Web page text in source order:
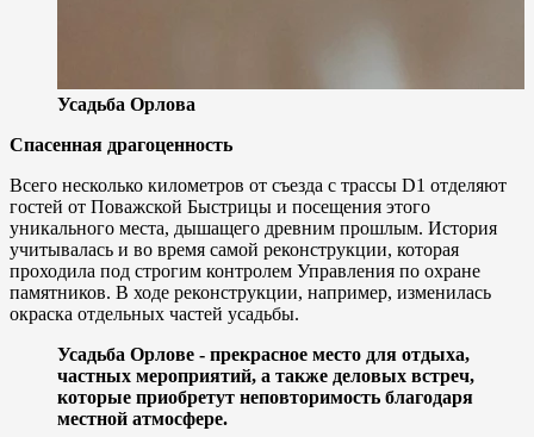
Усадьба Орлова
Спасенная драгоценность
Всего несколько километров от съезда с трассы D1 отделяют
гостей от Поважской Быстрицы и посещения этого
уникального места, дышащего древним прошлым. История
учитывалась и во время самой реконструкции, которая
проходила под строгим контролем Управления по охране
памятников. В ходе реконструкции, например, изменилась
окраска отдельных частей усадьбы.
Усадьба Орловe - прекрасное место для отдыха,
частных мероприятий, а также деловых встреч,
которые приобретут неповторимость благодаря
местной атмосфере.